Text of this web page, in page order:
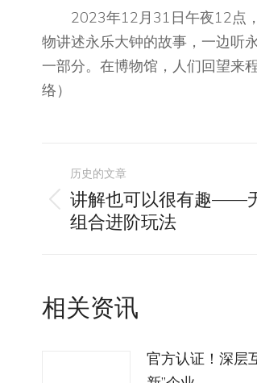
2023年12月31日午夜12点，
物讲述永乐大钟的故事，一边听
一部分。在博物馆，人们回望来
络）
文
章
导
航
历史的文章
历
史
章：
讲解也可以很有趣——
组合进阶玩法
相关资讯
官方认证！深层